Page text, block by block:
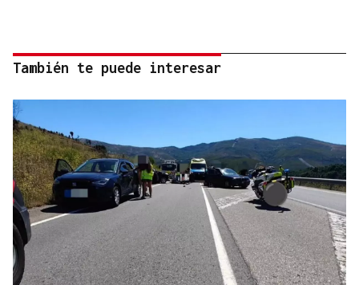
También te puede interesar